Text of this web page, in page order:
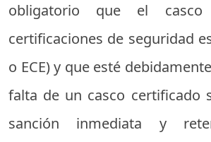
obligatorio que el
certificaciones de seguridad
o ECE) y que esté
falta de un casco certificado
sanción inmediata y